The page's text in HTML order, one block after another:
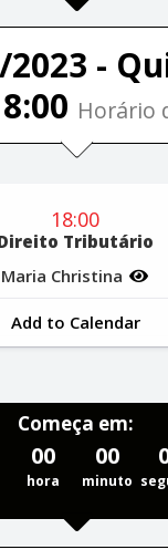
2023 -
Horário
18:00
Tributário
Maria Christina
Add to Calendar
Começa em:
00
hora
00
minuto